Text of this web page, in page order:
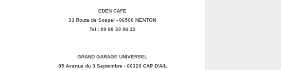
EDEN CAFE
33 Route de Sospel - 06500 MENTON
Tel : 09 88 33 06 13
GRAND GARAGE UNIVERSEL
85 Avenue du 3 Septembre - 06320 CAP D'AIL